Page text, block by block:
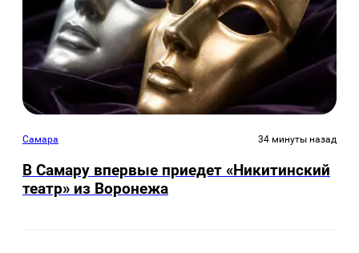
Самара 34 минуты назад
В Самару впервые приедет «Никитинский
театр» из Воронежа